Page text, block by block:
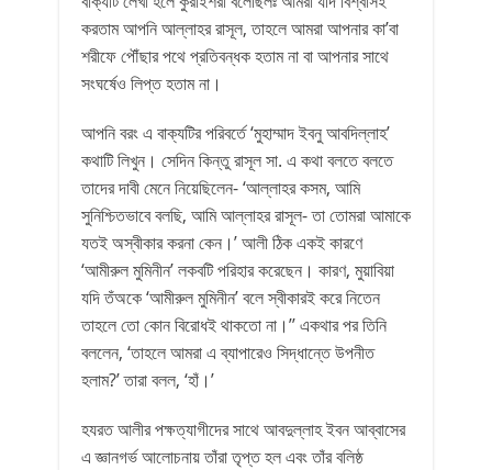
করতাম আপনি আল্লাহর রাসূল, তাহলে আমরা আপনার কা’বা
শরীফে পৌঁছার পথে প্রতিবন্ধক হতাম না বা আপনার সাথে
সংঘর্ষেও লিপ্ত হতাম না।
আপনি বরং এ বাক্যটির পরিবর্তে ‘মুহাম্মাদ ইবনু আবদিল্লাহ’
কথাটি লিখুন। সেদিন কিন্তু রাসূল সা. এ কথা বলতে বলতে
তাদের দাবী মেনে নিয়েছিলেন- ‘আল্লাহর কসম, আমি
সুনিশ্চিতভাবে বলছি, আমি আল্লাহর রাসূল- তা তোমরা আমাকে
যতই অস্বীকার করনা কেন।’ আলী ঠিক একই কারণে
‘আমীরুল মুমিনীন’ লকবটি পরিহার করেছেন। কারণ, মুয়াবিয়া
যদি তঁঅকে ‘আমীরুল মুমিনীন’ বলে স্বীকারই করে নিতেন
তাহলে তো কোন বিরোধই থাকতো না।’’ একথার পর তিনি
বললেন, ‘তাহলে আমরা এ ব্যাপারেও সিদ্ধান্তে উপনীত
হলাম?’ তারা বলল, ‘হাঁ।’
হযরত আলীর পক্ষত্যাগীদের সাথে আবদুল্লাহ ইবন আব্বাসের
এ জ্ঞানগর্ভ আলোচনায় তাঁরা তৃপ্ত হল এবং তাঁর বলিষ্ঠ